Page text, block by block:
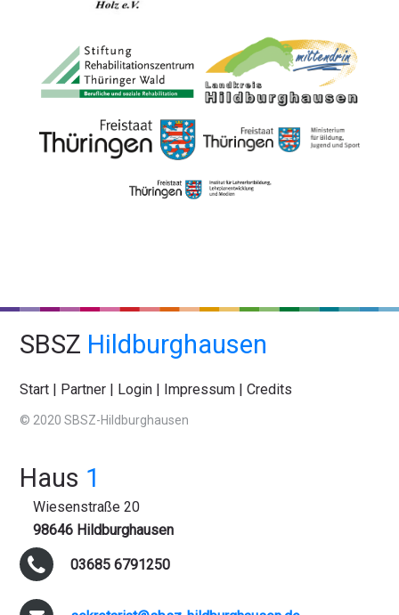
SBSZ Hildburghausen
Start Partner Login Impressum |Credits
© 2020 SBSZ-Hildburghausen
Haus 1
Wiesenstraße 20
98646 Hildburghausen
03685 6791250